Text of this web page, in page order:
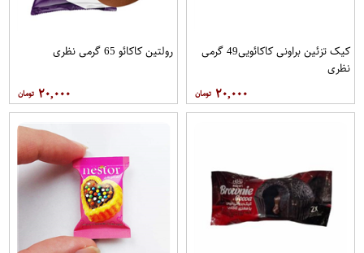
کیک تزئین براونی کاکائویی49 گرمی
نظری
۲۰,۰۰۰
رولتین کاکائو 65 گرمی نظری
۲۰,۰۰۰